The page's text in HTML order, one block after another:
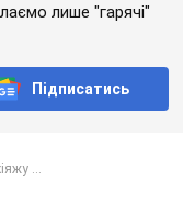
лише "гарячі"
Підписатись
...